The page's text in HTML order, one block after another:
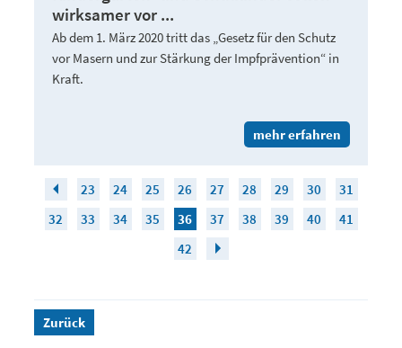
wirksamer vor ...
Ab dem 1. März 2020 tritt das „Gesetz für den Schutz
vor Masern und zur Stärkung der Impfprävention“ in
Kraft.
mehr erfahren
23 24 25 26 27 28 29 30
31
32
33 34 35 36 37 38 39 40
41
42
Zurück